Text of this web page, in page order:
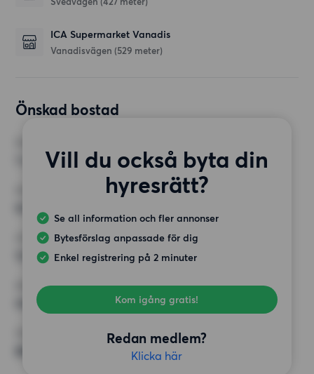
ICA Supermarket Vanadis
Vanadisvägen (529 meter)
Önskad bostad
Vill du också byta din
hyresrätt?
Se all information och fler annonser
Bytesförslag anpassade för dig
Enkel registrering på 2 minuter
Kom igång gratis!
Redan medlem?
Klicka här
MINST ANTAL KVADRATMETER
HÖGSTA HYRA
12 000 kr
Hiss
ÖVRIGA PREFERENSER
Bildad BRF, Öppen spis/kakelugn